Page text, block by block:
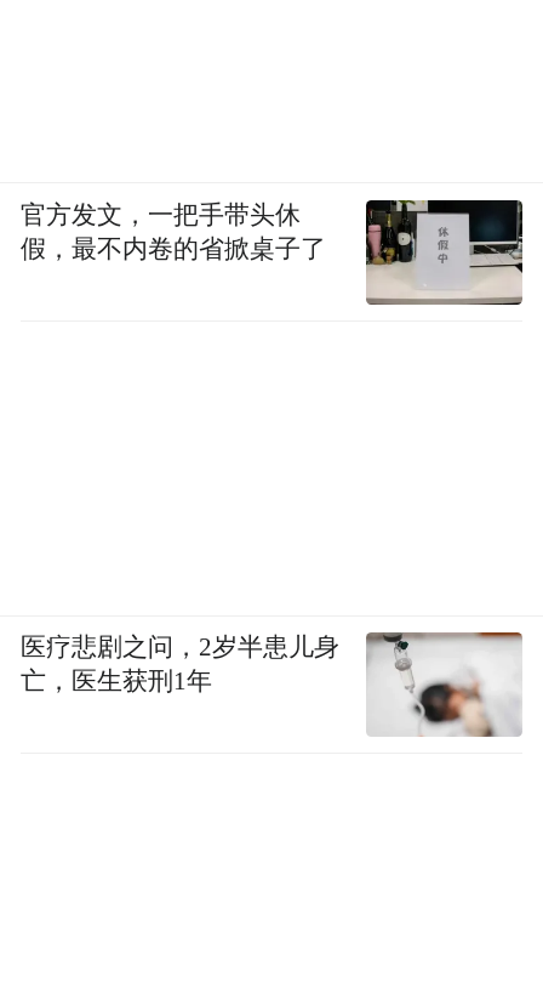
官方发文，一把手带头休
假，最不内卷的省掀桌子了
医疗悲剧之问，2岁半患儿身
亡，医生获刑1年